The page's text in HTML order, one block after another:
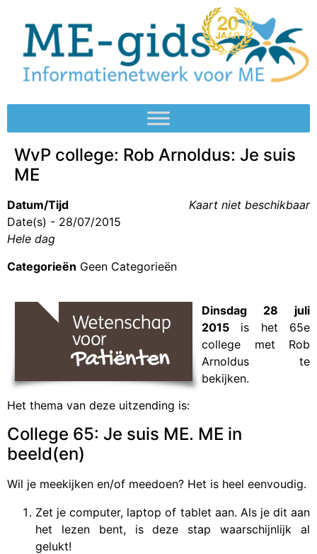
WvP college: Rob Arnoldus: Je suis
ME
Kaart niet beschikbaar
Datum/Tijd
Date(s) - 28/07/2015
Hele dag
Categorieën Geen Categorieën
Dinsdag 28 juli
2015 is het 65e
college met Rob
Arnoldus te
bekijken.
Het thema van deze uitzending is:
College 65: Je suis ME. ME in
beeld(en)
Wil je meekijken en/of meedoen? Het is heel eenvoudig.
Zet je computer, laptop of tablet aan. Als je dit aan
het lezen bent, is deze stap waarschijnlijk al
gelukt!